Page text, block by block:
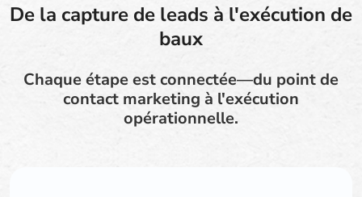
De la capture de leads à l'exécution de
baux
Chaque étape est connectée—du point de
contact marketing à l'exécution
opérationnelle.